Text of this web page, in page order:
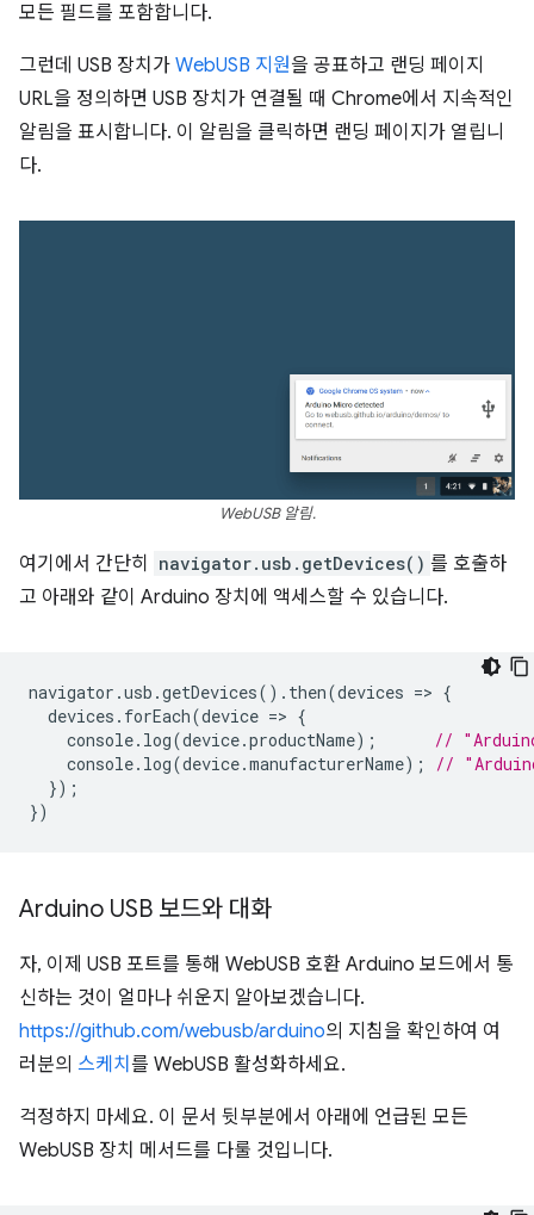
모든 필드를 포함합니다.
그런데 USB 장치가 WebUSB 지원을 공표하고 랜딩 페이지
URL을 정의하면 USB 장치가 연결될 때 Chrome에서 지속적인
알림을 표시합니다. 이 알림을 클릭하면 랜딩 페이지가 열립니
다.
WebUSB 알림.
여기에서 간단히 navigator.usb.getDevices() 를 호출하
고 아래와 같이 Arduino 장치에 액세스할 수 있습니다.
navigator .usb .getDevices(). then(devices => {
devices . forEach(device => {
console. log(device.productName);
//
console. log(device.manufacturerName);
//
});
})
Arduino USB 보드와 대화
자, 이제 USB 포트를 통해 WebUSB 호환 Arduino 보드에서 통
신하는 것이 얼마나 쉬운지 알아보겠습니다.
https://github.com/webusb/arduino의 지침을 확인하여 여
러분의 스케치 를 WebUSB 활성화하세요.
걱정하지 마세요. 이 문서 뒷부분에서 아래에 언급된 모든
WebUSB 장치 메서드를 다룰 것입니다.